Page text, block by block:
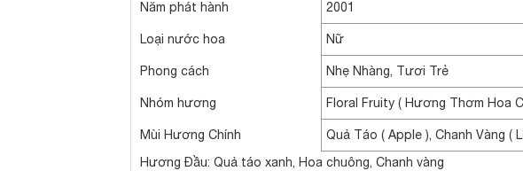
Năm phát hành 2001
Loại nước hoa Nữ
Phong cách Nhẹ Nhàng, Tươi Trẻ
Nhóm hương Floral Fruity ( Hương Thơm Hoa
Mùi Hương Chính
Quả Táo ( Apple ), Chanh Vàng (
Hương Đầu: Quả táo xanh, Hoa chuông, Chanh vàng